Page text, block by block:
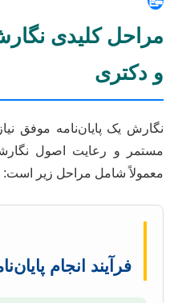
مراحل کلیدی
و دکتری
نگارش یک پایان‌نامه موفق
مستمر و رعایت اصول
معمولاً شامل مراحل زیر است:
فرآیند انجام